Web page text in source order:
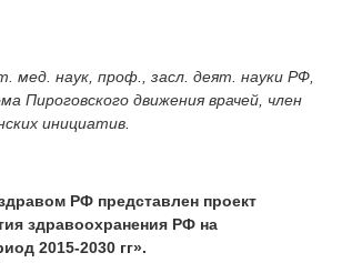
мед. наук, проф., засл. деят. науки РФ,
Пироговского движения врачей, член
инициатив.
РФ представлен проект
здравоохранения РФ на
2015-2030 гг».